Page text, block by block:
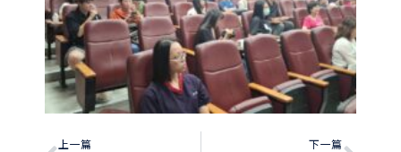
上一篇 下一篇